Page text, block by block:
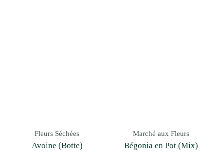
Fleurs Séchées
Avoine (Botte)
Marché aux Fleurs
Bégonia en Pot (Mix)